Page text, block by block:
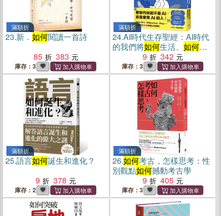
滿額折
23.新． 如何閱讀一首詩
85
383
庫存：3
滿額折
24.AI時代生存聖經：AI時代
的我們將如何生活、 如何工
9 342
庫存：3
滿額折
25.語言如何誕生和進化？
9
378
庫存：2
滿額折
26.如何考古，怎樣思考：性
別觀點如何撼動考古學
9
405
庫存：3